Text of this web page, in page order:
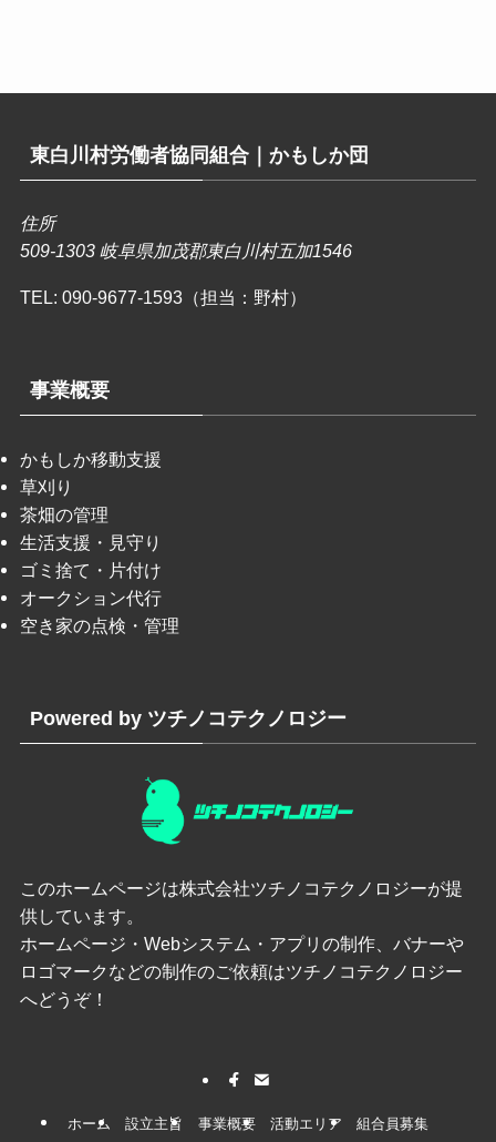
東白川村労働者協同組合｜かもしか団
住所
509-1303 岐阜県加茂郡東白川村五加1546
TEL: 090-9677-1593（担当：野村）
事業概要
かもしか移動支援
草刈り
茶畑の管理
生活支援・見守り
ゴミ捨て・片付け
オークション代行
空き家の点検・管理
Powered by ツチノコテクノロジー
このホームページは株式会社ツチノコテクノロジーが提
供しています。
ホームページ・Webシステム・アプリの制作、バナーや
ロゴマークなどの制作のご依頼はツチノコテクノロジー
へどうぞ！
ホーム 設立主旨 事業概要 活動エリア 組合員募集